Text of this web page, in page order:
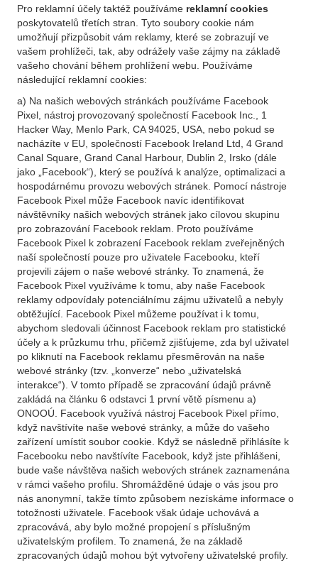
Pro reklamní účely taktéž používáme reklamní cookies
poskytovatelů třetích stran. Tyto soubory cookie nám
umožňují přizpůsobit vám reklamy, které se zobrazují ve
vašem prohlížeči, tak, aby odrážely vaše zájmy na základě
vašeho chování během prohlížení webu. Používáme
následující reklamní cookies:
a) Na našich webových stránkách používáme Facebook
Pixel, nástroj provozovaný společností Facebook Inc., 1
Hacker Way, Menlo Park, CA 94025, USA, nebo pokud se
nacházíte v EU, společností Facebook Ireland Ltd, 4 Grand
Canal Square, Grand Canal Harbour, Dublin 2, Irsko (dále
jako „Facebook“), který se používá k analýze, optimalizaci a
hospodárnému provozu webových stránek. Pomocí nástroje
Facebook Pixel může Facebook navíc identifikovat
návštěvníky našich webových stránek jako cílovou skupinu
pro zobrazování Facebook reklam. Proto používáme
Facebook Pixel k zobrazení Facebook reklam zveřejněných
naší společností pouze pro uživatele Facebooku, kteří
projevili zájem o naše webové stránky. To znamená, že
Facebook Pixel využíváme k tomu, aby naše Facebook
reklamy odpovídaly potenciálnímu zájmu uživatelů a nebyly
obtěžující. Facebook Pixel můžeme používat i k tomu,
abychom sledovali účinnost Facebook reklam pro statistické
účely a k průzkumu trhu, přičemž zjišťujeme, zda byl uživatel
po kliknutí na Facebook reklamu přesměrován na naše
webové stránky (tzv. „konverze“ nebo „uživatelská
interakce“). V tomto případě se zpracování údajů právně
zakládá na článku 6 odstavci 1 první větě písmenu a)
ONOOÚ. Facebook využívá nástroj Facebook Pixel přímo,
když navštívíte naše webové stránky, a může do vašeho
zařízení umístit soubor cookie. Když se následně přihlásíte k
Facebooku nebo navštívíte Facebook, když jste přihlášeni,
bude vaše návštěva našich webových stránek zaznamenána
v rámci vašeho profilu. Shromážděné údaje o vás jsou pro
nás anonymní, takže tímto způsobem nezískáme informace o
totožnosti uživatele. Facebook však údaje uchovává a
zpracovává, aby bylo možné propojení s příslušným
uživatelským profilem. To znamená, že na základě
zpracovaných údajů mohou být vytvořeny uživatelské profily.